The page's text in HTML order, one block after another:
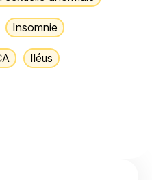
Insomnie
Iléus